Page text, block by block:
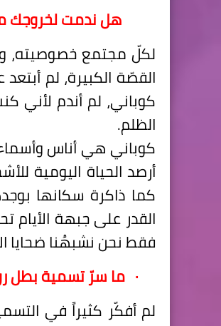
هل ندمت لخروجك
لكلّ مجتمع خصوصيته،
القصّة الكبيرة، لم
كوباني، لم أندم لأني
الظلم.
كوباني هي أناس وأسماء
أرصد الحياة اليومية
كما ذاكرة سكانها
القدر على جبهة
فقط نحن نشبهُنا ضحايا
· ما سرّ تسمية بطل
لم أفكّر كثيراً في